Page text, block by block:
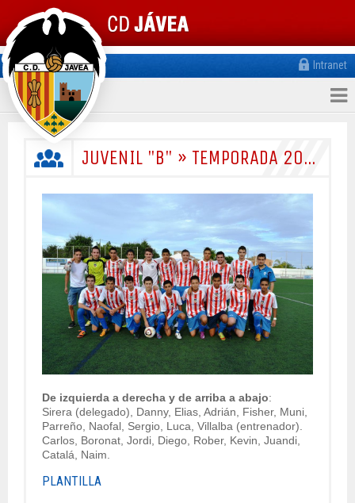
Intranet
JUVENIL "B" » TEMPORADA 2013/2014
De izquierda a derecha y de arriba a abajo:
Sirera (delegado), Danny, Elias, Adrián, Fisher, Muni,
Parreño, Naofal, Sergio, Luca, Villalba (entrenador).
Carlos, Boronat, Jordi, Diego, Rober, Kevin, Juandi,
Catalá, Naim.
PLANTILLA